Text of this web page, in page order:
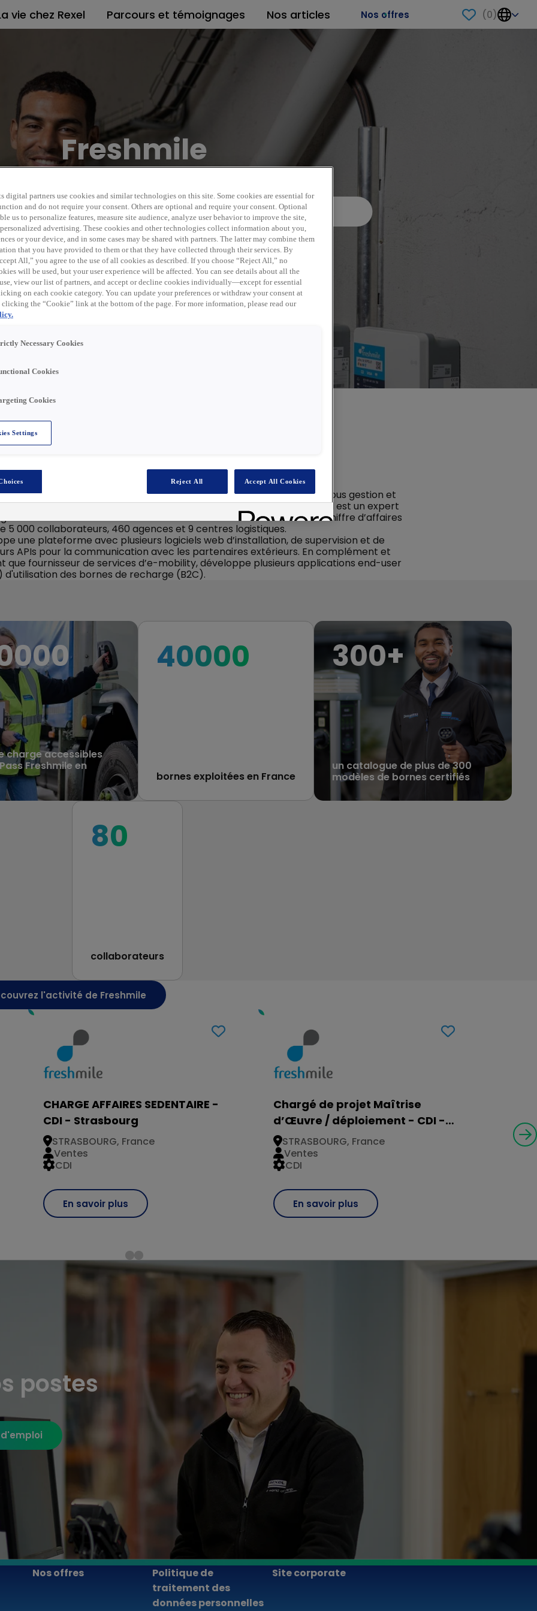
vie chez Rexel Parcours et témoignages Nos articles Nos offres (0)
Freshmile
Rechercher
qui œuvrent
chaque collaborateur est
Un objectif commun lie
électriques indépendant de France avec 40 000 points de charge sous gestion et
Depuis 2021, Freshmile est filiale à 100% de Rexel France. Rexel est un expert
La société est cotée en bourse et réalise 18.7 milliards d’euros de chiffre d’affaires
5 000 collaborateurs, 460 agences et 9 centres logistiques.
une plateforme avec plusieurs logiciels web d’installation, de supervision et de
APIs pour la communication avec les partenaires extérieurs. En complément et
fournisseur de services d’e-mobility, développe plusieurs applications end-user
des bornes de recharge (B2C).
000
charge accessibles
Freshmile en
40000
bornes exploitées en France
300+
un catalogue de plus de 300
modèles de bornes certifiés
80
collaborateurs
l'activité de Freshmile
CHARGE AFFAIRES SEDENTAIRE -
CDI - Strasbourg
En savoir plus
STRASBOURG, France
CDI
Ventes
Chargé de projet Maîtrise
d’Œuvre / déploiement - CDI -
Strasbourg (H/F)
En savoir plus
STRASBOURG, France
CDI
Ventes
postes
Nos offres
Politique de
traitement des
données personnelles
Site corporate
digital partners use cookies and similar technologies on this site. Some cookies are essential for
and do not require your consent. Others are optional and require your consent. Optional
us to personalize features, measure site audience, analyze user behavior to improve the site,
advertising. These cookies and other technologies collect information about you,
or your device, and in some cases may be shared with partners. The latter may combine them
that you have provided to them or that they have collected through their services. By
All,” you agree to the use of all cookies as described. If you choose “Reject All,” no
will be used, but your user experience will be affected. You can see details about all the
view our list of partners, and accept or decline cookies individually—except for essential
on each cookie category. You can update your preferences or withdraw your consent at
the “Cookie” link at the bottom of the page. For more information, please read our
Necessary Cookies
Cookies
Cookies
Settings
Reject All Accept All Cookies